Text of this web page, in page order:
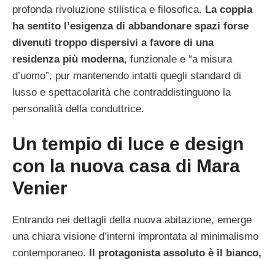
profonda rivoluzione stilistica e filosofica. La coppia
ha sentito l’esigenza di abbandonare spazi forse
divenuti troppo dispersivi a favore di una
residenza più moderna, funzionale e “a misura
d’uomo”, pur mantenendo intatti quegli standard di
lusso e spettacolarità che contraddistinguono la
personalità della conduttrice.
Un tempio di luce e design
con la nuova casa di Mara
Venier
Entrando nei dettagli della nuova abitazione, emerge
una chiara visione d’interni improntata al minimalismo
contemporaneo. Il protagonista assoluto è il bianco,